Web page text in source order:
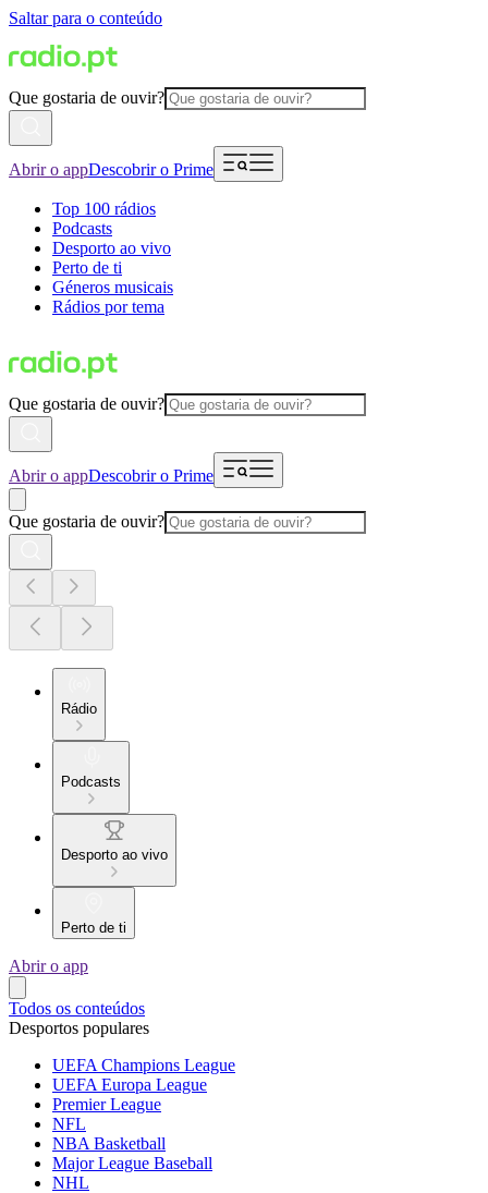
Saltar para o conteúdo
Que gostaria de ouvir?
Abrir o appDescobrir o Prime
Top 100 rádios
Podcasts
Desporto ao vivo
Perto de ti
Géneros musicais
Rádios por tema
Que gostaria de ouvir?
Abrir o appDescobrir o Prime
Que gostaria de ouvir?
Rádio
Podcasts
Desporto ao vivo
Perto de ti
Abrir o app
Todos os conteúdos
Desportos populares
UEFA Champions League
UEFA Europa League
Premier League
NFL
NBA Basketball
Major League Baseball
NHL